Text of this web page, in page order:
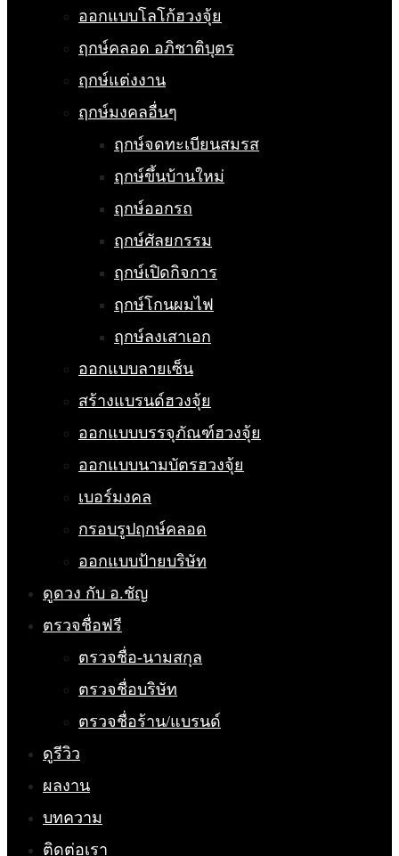
ออกแบบโลโก้ฮวงจุ้ย
ฤกษ์คลอด อภิชาติบุตร
ฤกษ์แต่งงาน
ฤกษ์มงคลอื่นๆ
ฤกษ์จดทะเบียนสมรส
ฤกษ์ขึ้นบ้านใหม่
ฤกษ์ออกรถ
ฤกษ์ศัลยกรรม
ฤกษ์เปิดกิจการ
ฤกษ์โกนผมไฟ
ฤกษ์ลงเสาเอก
ออกแบบลายเซ็น
สร้างแบรนด์ฮวงจุ้ย
ออกแบบบรรจุภัณฑ์ฮวงจุ้ย
ออกแบบนามบัตรฮวงจุ้ย
เบอร์มงคล
กรอบรูปฤกษ์คลอด
ออกแบบป้ายบริษัท
ดูดวง กับ อ.ชัญ
ตรวจชื่อฟรี
ตรวจชื่อ-นามสกุล
ตรวจชื่อบริษัท
ตรวจชื่อร้าน/แบรนด์
ดูรีวิว
ผลงาน
บทความ
ติดต่อเรา